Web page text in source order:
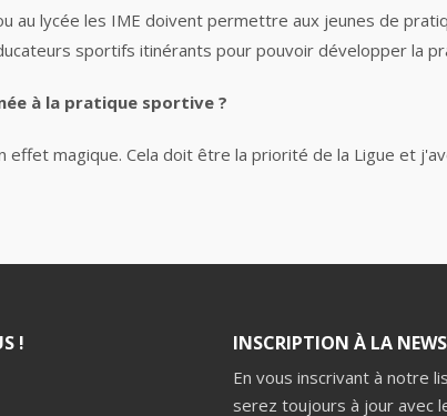
au lycée les IME doivent permettre aux jeunes de
sportifs itinérants pour pouvoir développer la
à la pratique sportive ?
effet magique. Cela doit être la priorité de la Ligue et
! INSCRIPTION À LA
En vous inscrivant à notre
serez toujours à jour avec